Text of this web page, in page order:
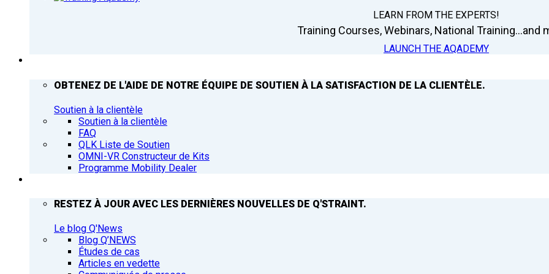
LEARN FROM THE EXPERTS!
Training Courses, Webinars, National Training...and
LAUNCH THE AQADEMY
OBTENEZ DE L'AIDE DE NOTRE ÉQUIPE DE SOUTIEN À LA SATISFACTION DE LA CLIENTÈLE.
Soutien à la clientèle
Soutien à la clientèle
FAQ
QLK Liste de Soutien
OMNI-VR Constructeur de Kits
Programme Mobility Dealer
RESTEZ À JOUR AVEC LES DERNIÈRES NOUVELLES DE Q'STRAINT.
Le blog Q'News
Blog Q’NEWS
Études de cas
Articles en vedette